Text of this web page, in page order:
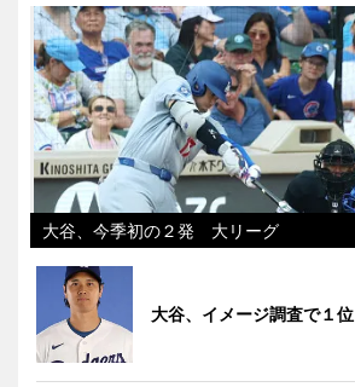
大谷、今季初の２発 大リーグ
大谷、イメージ調査で１位